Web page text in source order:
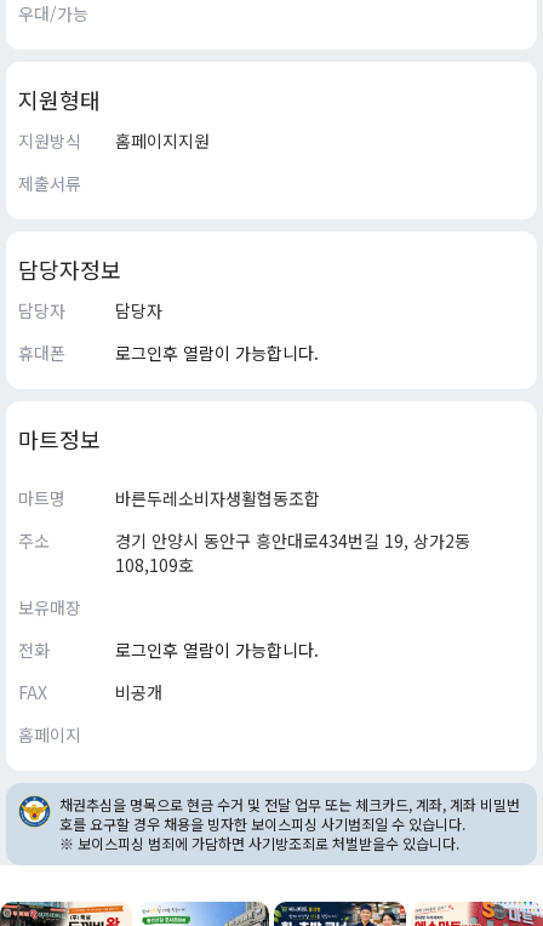
우대/가능
지원형태
지원방식
홈페이지지원
제출서류
담당자정보
담당자
담당자
휴대폰
로그인후 열람이 가능합니다.
마트정보
마트명
바른두레소비자생활협동조합
주소
경기 안양시 동안구 흥안대로434번길 19, 상가2동
108,109호
보유매장
전화
로그인후 열람이 가능합니다.
FAX
비공개
홈페이지
채권추심을 명목으로 현금 수거 및 전달 업무 또는 체크카드, 계좌, 계좌 비밀번
호를 요구할 경우 채용을 빙자한 보이스피싱 사기범죄일 수 있습니다.
※ 보이스피싱 범죄에 가담하면 사기방조죄로 처벌받을수 있습니다.